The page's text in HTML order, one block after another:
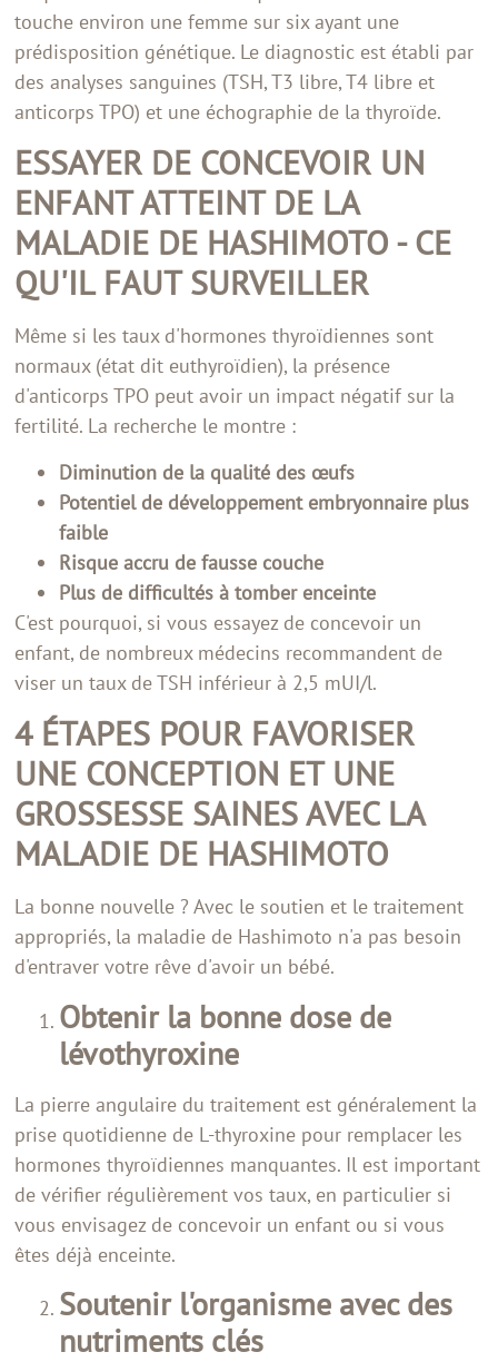
touche environ une femme sur six ayant une
prédisposition génétique. Le diagnostic est établi par
des analyses sanguines (TSH, T3 libre, T4 libre et
anticorps TPO) et une échographie de la thyroïde.
ESSAYER DE CONCEVOIR UN
ENFANT ATTEINT DE LA
MALADIE DE HASHIMOTO - CE
QU'IL FAUT SURVEILLER
Même si les taux d'hormones thyroïdiennes sont
normaux (état dit euthyroïdien), la présence
d'anticorps TPO peut avoir un impact négatif sur la
fertilité. La recherche le montre :
Diminution de la qualité des œufs
Potentiel de développement embryonnaire plus
faible
Risque accru de fausse couche
Plus de difficultés à tomber enceinte
C'est pourquoi, si vous essayez de concevoir un
enfant, de nombreux médecins recommandent de
viser un taux de TSH inférieur à 2,5 mUI/l.
4 ÉTAPES POUR FAVORISER
UNE CONCEPTION ET UNE
GROSSESSE SAINES AVEC LA
MALADIE DE HASHIMOTO
La bonne nouvelle ? Avec le soutien et le traitement
appropriés, la maladie de Hashimoto n'a pas besoin
d'entraver votre rêve d'avoir un bébé.
Obtenir la bonne dose de
lévothyroxine
La pierre angulaire du traitement est généralement la
prise quotidienne de L-thyroxine pour remplacer les
hormones thyroïdiennes manquantes. Il est important
de vérifier régulièrement vos taux, en particulier si
vous envisagez de concevoir un enfant ou si vous
êtes déjà enceinte.
Soutenir l'organisme avec des
nutriments clés